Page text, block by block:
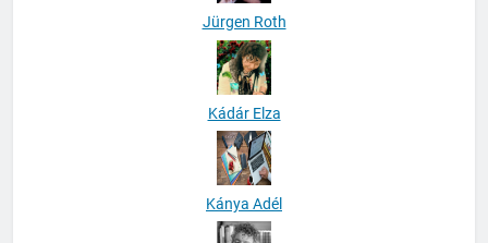
Jürgen Roth
Kádár Elza
Kánya Adél